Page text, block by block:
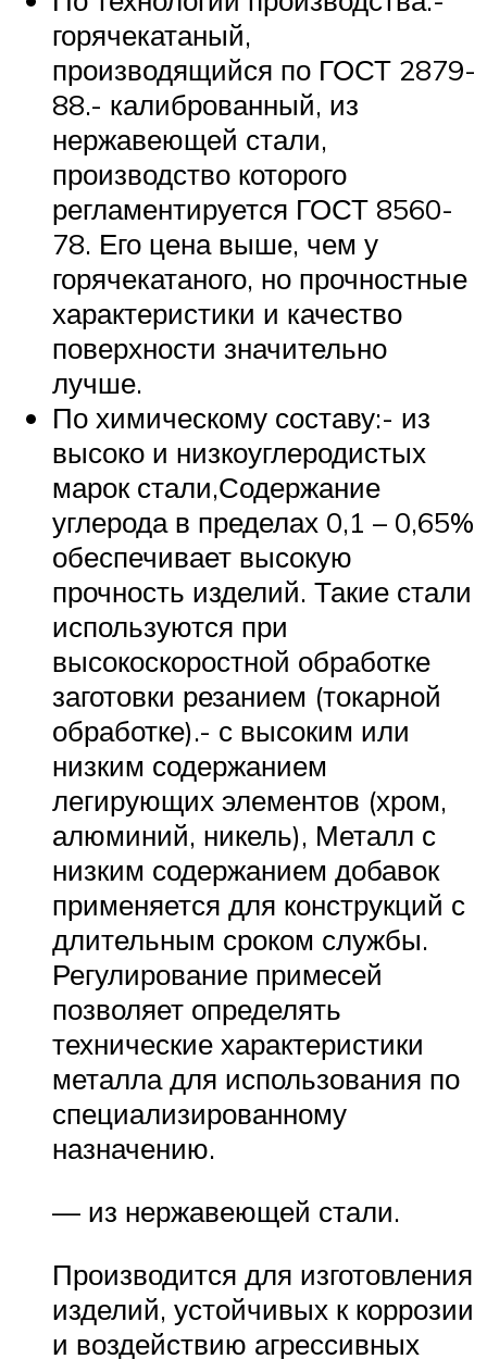
горячекатаный,
производящийся по ГОСТ 2879-
88.- калиброванный, из
нержавеющей стали,
производство которого
регламентируется ГОСТ 8560-
78. Его цена выше, чем у
горячекатаного, но прочностные
характеристики и качество
поверхности значительно
лучше.
По химическому составу:- из
высоко и низкоуглеродистых
марок стали,Содержание
углерода в пределах 0,1 – 0,65%
обеспечивает высокую
прочность изделий. Такие стали
используются при
высокоскоростной обработке
заготовки резанием (токарной
обработке).- с высоким или
низким содержанием
легирующих элементов (хром,
алюминий, никель), Металл с
низким содержанием добавок
применяется для конструкций с
длительным сроком службы.
Регулирование примесей
позволяет определять
технические характеристики
металла для использования по
специализированному
назначению.
— из нержавеющей стали.
Производится для изготовления
изделий, устойчивых к коррозии
и воздействию агрессивных